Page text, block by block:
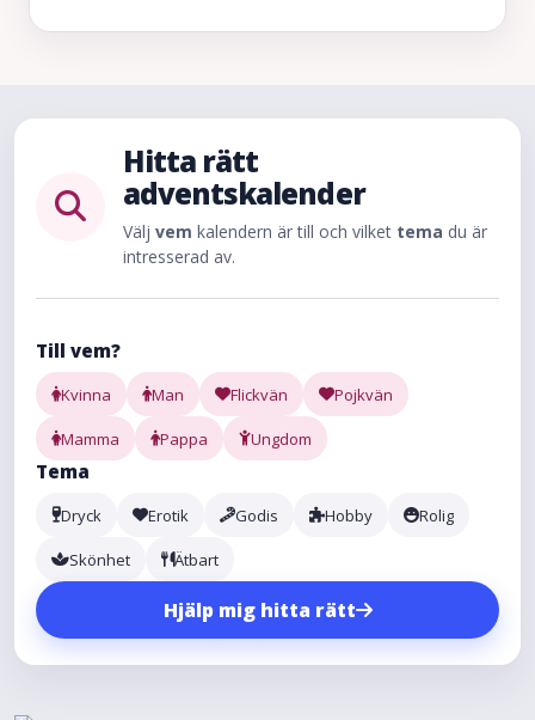
Hitta rätt
adventskalender
Välj vem kalendern är till och vilket tema du är
intresserad av.
Till vem?
Kvinna Man Flickvän Pojkvän
Mamma Pappa Ungdom
Tema
Dryck Erotik Godis Hobby Rolig
Skönhet Ätbart
Hjälp mig hitta rätt